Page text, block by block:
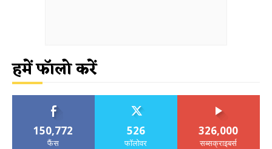
हमें फॉलो करें
150,772
फैंस
526
फॉलोवर
326,000
सब्सक्राइबर्स